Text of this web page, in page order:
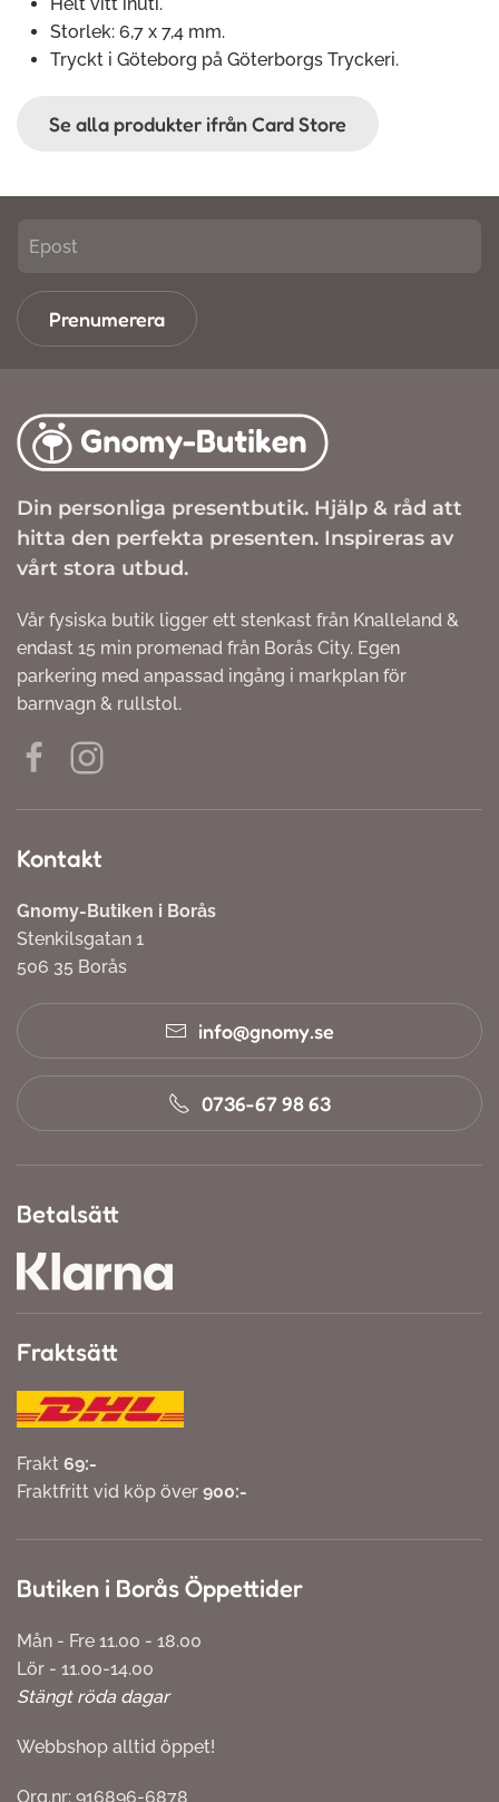
Storlek: 6,7 x 7,4 mm.
Tryckt i Göteborg på Göterborgs Tryckeri.
Se alla produkter ifrån Card Store
Prenumerera
Din personliga presentbutik. Hjälp & råd att
hitta den perfekta presenten. Inspireras av
vårt stora utbud.
Vår fysiska butik ligger ett stenkast från Knalleland &
endast 15 min promenad från Borås City. Egen
parkering med anpassad ingång i markplan för
barnvagn & rullstol.
Kontakt
Gnomy-Butiken i Borås
Stenkilsgatan 1
506 35 Borås
info@gnomy.se
0736-67 98 63
Betalsätt
Fraktsätt
Frakt 69:-
Fraktfritt vid köp över 900:-
Butiken i Borås Öppettider
Mån - Fre 11.00 - 18.00
Lör - 11.00-14.00
Stängt röda dagar
Webbshop alltid öppet!
Org.nr: 916896-6878